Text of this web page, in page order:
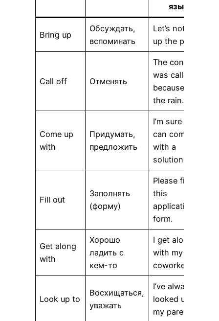
языке
Bring up
Обсуждать,
вспоминать
Let’s not bring
up the past.
Call off Отменять
The concert
was called off
because of
the rain.
Come up
with
Придумать,
предложить
I’m sure we
can come up
with a
solution.
Fill out
Заполнять
(форму)
Please fill out
this
application
form.
Get along
with
Хорошо
ладить с
кем-то
I get along
with my
coworkers.
Look up to
Восхищаться,
уважать
I’ve always
looked up to
my parents.